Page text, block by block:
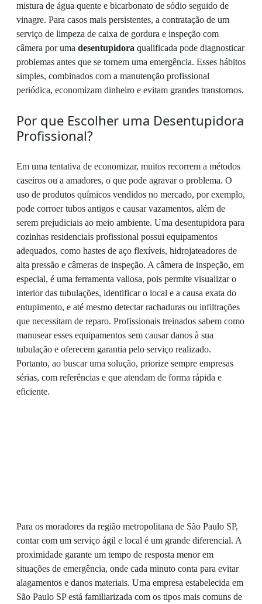
mistura de água quente e bicarbonato de sódio seguido de
vinagre. Para casos mais persistentes, a contratação de um
serviço de limpeza de caixa de gordura e inspeção com
câmera por uma desentupidora qualificada pode diagnosticar
problemas antes que se tornem uma emergência. Esses hábitos
simples, combinados com a manutenção profissional
periódica, economizam dinheiro e evitam grandes transtornos.
Por que Escolher uma Desentupidora
Profissional?
Em uma tentativa de economizar, muitos recorrem a métodos
caseiros ou a amadores, o que pode agravar o problema. O
uso de produtos químicos vendidos no mercado, por exemplo,
pode corroer tubos antigos e causar vazamentos, além de
serem prejudiciais ao meio ambiente. Uma desentupidora para
cozinhas residenciais profissional possui equipamentos
adequados, como hastes de aço flexíveis, hidrojateadores de
alta pressão e câmeras de inspeção. A câmera de inspeção, em
especial, é uma ferramenta valiosa, pois permite visualizar o
interior das tubulações, identificar o local e a causa exata do
entupimento, e até mesmo detectar rachaduras ou infiltrações
que necessitam de reparo. Profissionais treinados sabem como
manusear esses equipamentos sem causar danos à sua
tubulação e oferecem garantia pelo serviço realizado.
Portanto, ao buscar uma solução, priorize sempre empresas
sérias, com referências e que atendam de forma rápida e
eficiente.
Para os moradores da região metropolitana de São Paulo SP,
contar com um serviço ágil e local é um grande diferencial. A
proximidade garante um tempo de resposta menor em
situações de emergência, onde cada minuto conta para evitar
alagamentos e danos materiais. Uma empresa estabelecida em
São Paulo SP está familiarizada com os tipos mais comuns de